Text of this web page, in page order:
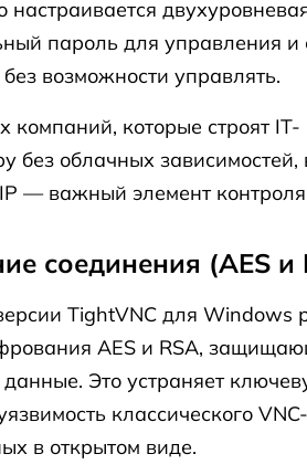
настраивается
пароль для управления
возможности управлять.
компаний, которые строят IT-
без облачных зависимостей,
— важный элемент контроля
соединения (AES и
TightVNC для Windows
AES и RSA,
Это устраняет
классического
в открытом виде.